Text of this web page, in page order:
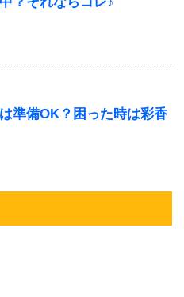
準備OK？困った時は彩香